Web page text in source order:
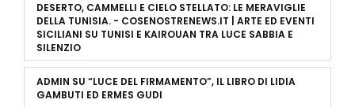
DESERTO, CAMMELLI E CIELO STELLATO: LE MERAVIGLIE
DELLA TUNISIA. - COSENOSTRENEWS.IT | ARTE ED EVENTI
SICILIANI SU TUNISI E KAIROUAN TRA LUCE SABBIA E
SILENZIO
ADMIN SU “LUCE DEL FIRMAMENTO”, IL LIBRO DI LIDIA
GAMBUTI ED ERMES GUDI